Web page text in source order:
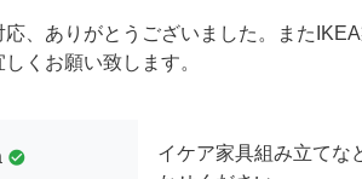
、ありがとうございました。また
くお願い致します。
check_circle
イケア家具組み立てな